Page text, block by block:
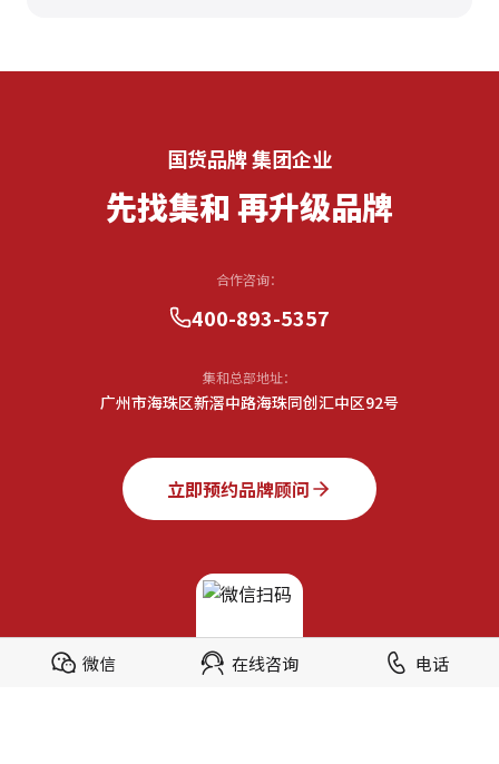
国货品牌 集团企业
先找集和 再升级品牌
合作咨询：
400-893-5357
集和总部地址：
广州市海珠区新滘中路海珠同创汇中区92号
立即预约品牌顾问
微信 在线咨询 电话